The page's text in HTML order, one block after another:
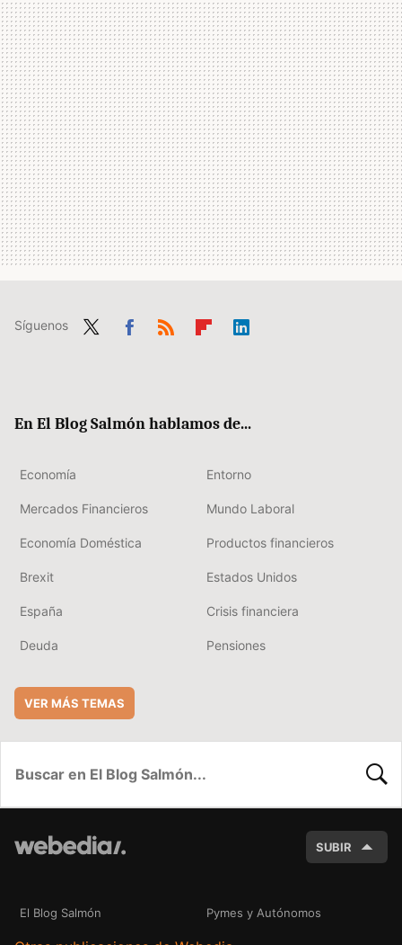
Síguenos
En El Blog Salmón hablamos de...
Economía Entorno
Mercados Financieros Mundo Laboral
Economía Doméstica Productos financieros
Brexit Estados Unidos
España Crisis financiera
Deuda Pensiones
VER MÁS TEMAS
SUBIR
El Blog Salmón Pymes y Autónomos